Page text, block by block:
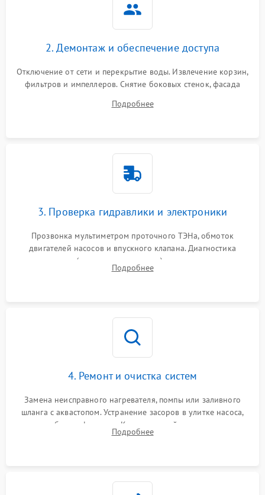
2. Демонтаж и обеспечение доступа
Отключение от сети и перекрытие воды. Извлечение корзин,
фильтров и импеллеров. Снятие боковых стенок, фасада
циркуляционному насосу, ТЭНу и сливной помпе.
Подробнее
3. Проверка гидравлики и электроники
Прозвонка мультиметром проточного ТЭНа, обмоток
двигателей насосов и впускного клапана. Диагностика
прессостата (датчика уровня воды), датчика мутности,
концевика дверцы и электронного модуля управления.
Подробнее
4. Ремонт и очистка систем
Замена неисправного нагревателя, помпы или заливного
шланга с аквастопом. Устранение засоров в улитке насоса,
патрубках и фильтрах. Компонентный ремонт платы
управления, восстановление поврежденной проводки.
Подробнее